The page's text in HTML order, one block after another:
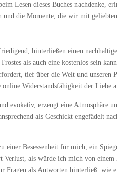
Lesen dieses Buches nachdenke,
die Momente, die wir mit
hinterließen einen
als auch eine kostenlos sein
tief über die Welt und unseren
online Widerstandsfähigkeit der Liebe
evokativ, erzeugt eine Atmosphäre
als Geschickt engefädelt
einer Besessenheit für mich, ein
als würde ich mich von einem
Fragen als Antworten hinterließ, wie